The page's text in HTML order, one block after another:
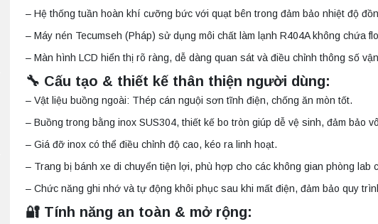
– Hệ thống tuần hoàn khí cưỡng bức với quạt bên trong đảm bảo nhiệt độ
– Máy nén Tecumseh (Pháp) sử dụng môi chất làm lạnh R404A không chứa
– Màn hình LCD hiển thị rõ ràng, dễ dàng quan sát và điều chỉnh thông số
🔧 Cấu tạo & thiết kế thân thiện người dùng:
– Vật liệu buồng ngoài: Thép cán nguội sơn tĩnh điện, chống ăn mòn tốt.
– Buồng trong bằng inox SUS304, thiết kế bo tròn giúp dễ vệ sinh, đảm bảo
– Giá đỡ inox có thể điều chỉnh độ cao, kéo ra linh hoạt.
– Trang bị bánh xe di chuyển tiện lợi, phù hợp cho các không gian phòng lab
– Chức năng ghi nhớ và tự động khôi phục sau khi mất điện, đảm bảo quy
🔐 Tính năng an toàn & mở rộng: